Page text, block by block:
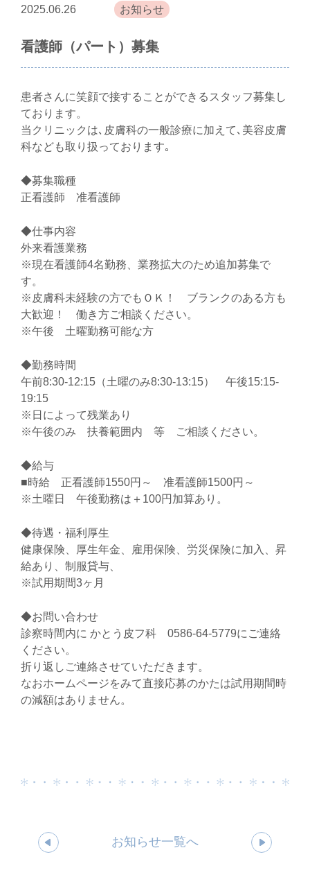
2025.06.26 お知らせ
看護師（パート）募集
患者さんに笑顔で接することができるスタッフ募集し
ております。
当クリニックは､皮膚科の一般診療に加えて､美容皮膚
科なども取り扱っております｡
◆募集職種
正看護師 准看護師
◆仕事内容
外来看護業務
※現在看護師4名勤務、業務拡大のため追加募集で
す。
※皮膚科未経験の方でもＯＫ！ ブランクのある方も
大歓迎！ 働き方ご相談ください。
※午後 土曜勤務可能な方
◆勤務時間
午前8:30-12:15（土曜のみ8:30-13:15） 午後15:15-
19:15
※日によって残業あり
※午後のみ 扶養範囲内 等 ご相談ください。
◆給与
■時給 正看護師1550円～ 准看護師1500円～
※土曜日 午後勤務は＋100円加算あり。
◆待遇・福利厚生
健康保険、厚生年金、雇用保険、労災保険に加入、昇
給あり、制服貸与、
※試用期間3ヶ月
◆お問い合わせ
診察時間内に かとう皮フ科 0586-64-5779にご連絡
ください。
折り返しご連絡させていただきます。
なおホームページをみて直接応募のかたは試用期間時
の減額はありません。
お知らせ一覧へ